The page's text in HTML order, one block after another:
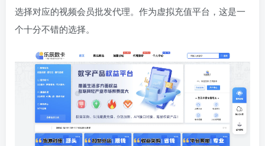
选择对应的视频会员批发代理。作为虚拟充值平台，这是一
个十分不错的选择。